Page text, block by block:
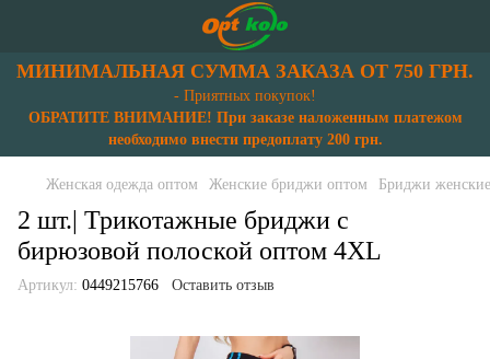
МИНИМАЛЬНАЯ СУММА ЗАКАЗА ОТ 750 ГРН.
- Приятных покупок!
ОБРАТИТЕ ВНИМАНИЕ! При заказе наложенным платежом
необходимо внести предоплату 200 грн.
Женская одежда оптом Женские бриджи оптом Бриджи
2 шт.| Трикотажные бриджи с
бирюзовой полоской оптом 4XL
Артикул: 0449215766 Оставить отзыв